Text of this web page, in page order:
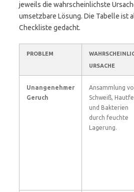
jeweils die wahrscheinlichste
umsetzbare Lösung. Die Tabelle ist
Checkliste gedacht.
PROBLEM
URSACHE
Unangenehmer
Geruch
Ansammlung
Schweiß,
und Bakterien
durch feuchte
Lagerung.